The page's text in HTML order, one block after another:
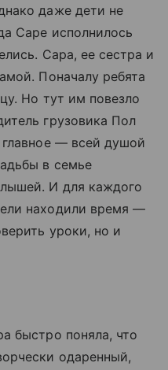
даже дети не
Саре исполнилось
Сара, ее сестра и
Поначалу ребята
Но тут им повезло
грузовика Пол
— всей душой
в семье
И для каждого
находили время —
уроки, но и
быстро поняла, что
одаренный,